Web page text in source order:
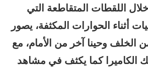
اللقطات المتقاطعة التي
أثناء الحوارات المكثفة، يصور
الخلف وحينا آخر من الأمام، مع
الكاميرا كما يكثف في مشاهد